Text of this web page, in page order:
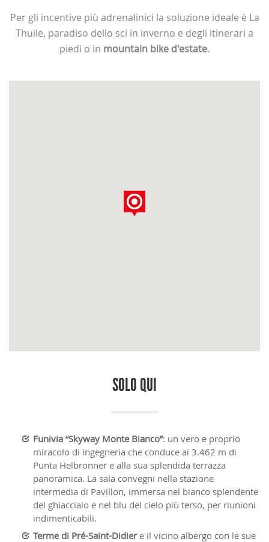
Per gli incentive più adrenalinici la soluzione ideale è La
Thuile, paradiso dello sci in inverno e degli itinerari a
piedi o in mountain bike d'estate.
SOLO QUI
Funivia “Skyway Monte Bianco”: un vero e proprio
miracolo di ingegneria che conduce ai 3.462 m di
Punta Helbronner e alla sua splendida terrazza
panoramica. La sala convegni nella stazione
intermedia di Pavillon, immersa nel bianco splendente
del ghiacciaio e nel blu del cielo più terso, per riunioni
indimenticabili.
Terme di Pré-Saint-Didiere il vicino albergo con le sue